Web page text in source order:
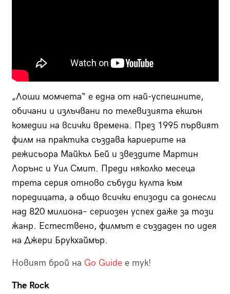
„Лоши момчета“ е една от най-успешните,
обичани и излъчвани по телевизията екшън
комедии на всички времена. През 1995 първият
филм на практика създава кариерите на
режисьора Майкъл Бей и звездите Мартин
Лорънс и Уил Смит. Преди няколко месеца
трета серия отново събуди култа към
поредицата, а общо всички епизоди са донесли
над 820 милиона– сериозен успех даже за този
жанр. Естествено, филмът е създаден по идея
на Джери Брукхаймър.
Новият брой на Go Guideе тук!
The Rock